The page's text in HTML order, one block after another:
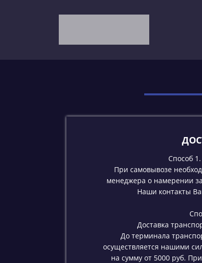
Д
Способ
При самовывозе
менеджера о намерении
Наши контакты
Доставка
До терминала
осуществляется нашими
на сумму от 5000 руб.